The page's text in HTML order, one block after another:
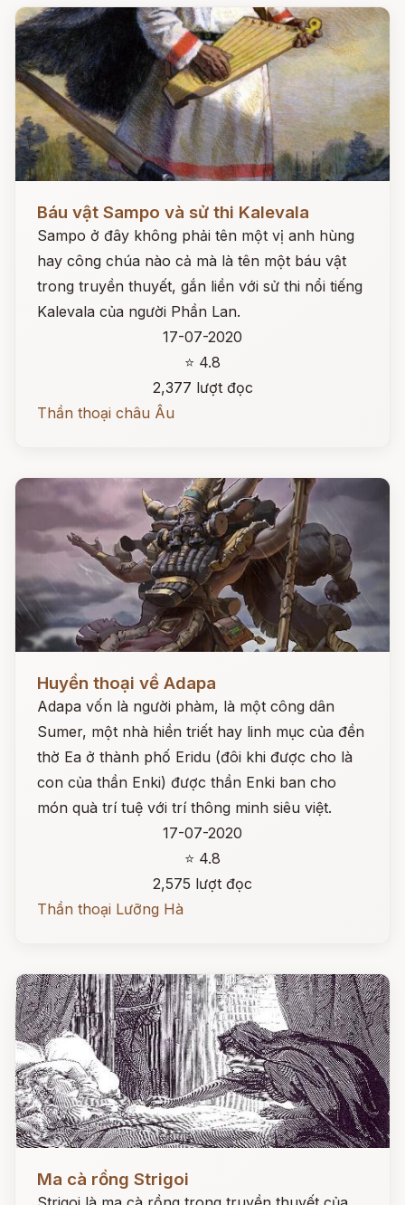
Báu vật Sampo và sử thi Kalevala
Sampo ở đây không phải tên một vị anh hùng
hay công chúa nào cả mà là tên một báu vật
trong truyền thuyết, gắn liền với sử thi nổi tiếng
Kalevala của người Phần Lan.
17-07-2020
⭐ 4.8
2,377 lượt đọc
Thần thoại châu Âu
Đọc ngay
Huyền thoại về Adapa
Adapa vốn là người phàm, là một công dân
Sumer, một nhà hiền triết hay linh mục của đền
thờ Ea ở thành phố Eridu (đôi khi được cho là
con của thần Enki) được thần Enki ban cho
món quà trí tuệ với trí thông minh siêu việt.
17-07-2020
⭐ 4.8
2,575 lượt đọc
Thần thoại Lưỡng Hà
Ma cà rồng Strigoi